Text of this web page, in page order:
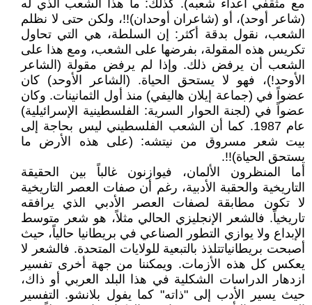
مع مثقفي أعداء شعبه). كذلك: ما هذا الشعب الذي له
(شاعر أوحد)، أو (شاعران أوحدان)!!، ولكن حتى لا نظلم
الشعب، نقول بدقة أكثر: إن السلطة، هي التي تحاول
تكريس هذه المقولة، بفرضها على الشعب، ومع هذا على
الشعب أن يرفض ذلك. وإذا لم يرفض مقولة (الشاعر
الأوحد!)، فهو لا يستحق الحياة. (الشاعر الأوحد) كان
عضواً في (جماعة إيلان هاليفي) منذ أول الثمانينات. وكان
عضواً في (لجنة الحوار السرية: الفلسطينية الإسرائيلية)
عام 1987. كما أن الشعب الفلسطيني ليس بحاجة إلى
بيت شعر مسروق من نيتشه: (على هذه الأرض ما
يستحق الحياة)!!.
أما المنظرون الألمان، فيوازنون غالباً بين الحقيقة
التاريخية والحقبة الأدبية، رغم أن صفات العصر التاريخية
لا تكون مطابقة لصفات العصر الأدبي الذي يرافقه
تاريخياً. فالشعر الإنجليزي الحالي مثلاً، هو شعر متوسط
الإبداع ولا يوازي التطور الصناعي في بريطانيا حالياً، حيث
أصبحت بريطانياتتلذذ بالتبعية للولايات المتحدة. فالشعر لا
يعكس كل هذه الأزمات. ويمكننا من جهة أخرى تفسير
ازدهار الدراسات الشكلية في هذا البلد العربي أو ذاك،
حيث يسير الأدب إلى "ذاته" كما يفول بلانشو. التفسير